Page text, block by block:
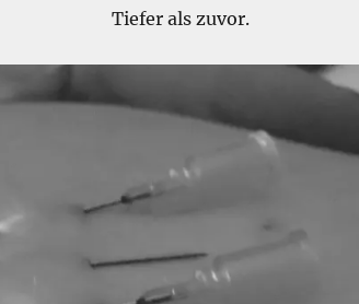
Tiefer als zuvor.